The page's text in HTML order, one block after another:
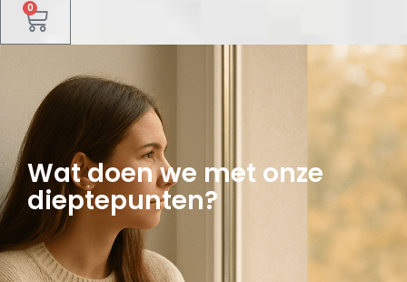
0
Wat doen we met onze
dieptepunten?